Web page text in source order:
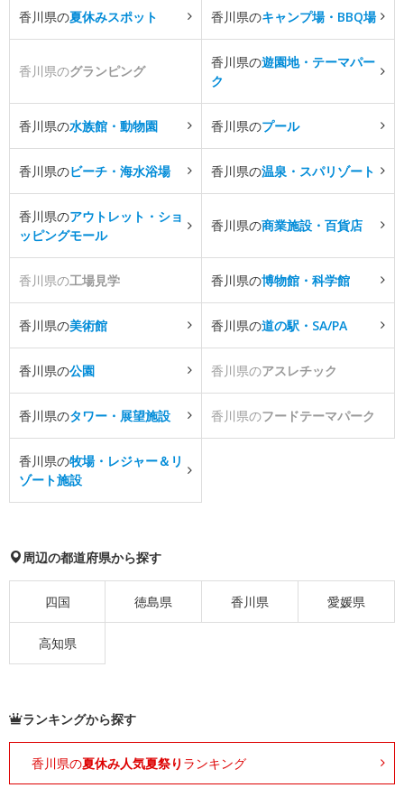
香川県の夏休みスポット 香川県のキャンプ場・BBQ場
香川県のグランピング
香川県の遊園地・テーマパー
ク
香川県の水族館・動物園 香川県のプール
香川県のビーチ・海水浴場 香川県の温泉・スパリゾート
香川県のアウトレット・ショ
ッピングモール
香川県の商業施設・百貨店
香川県の工場見学 香川県の博物館・科学館
香川県の美術館 香川県の道の駅・SA/PA
香川県の公園 香川県のアスレチック
香川県のタワー・展望施設 香川県のフードテーマパーク
香川県の牧場・レジャー＆リ
ゾート施設
周辺の都道府県から探す
四国 徳島県 香川県 愛媛県
高知県
ランキングから探す
香川県の夏休み人気夏祭り ランキング